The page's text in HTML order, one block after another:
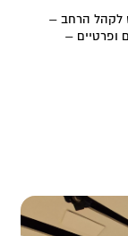
ופרטיים –
שידור חי